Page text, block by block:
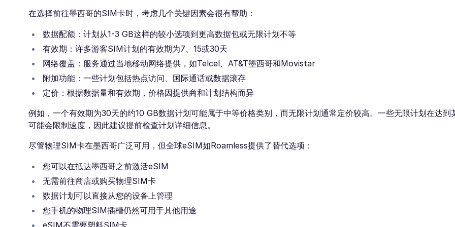
在选择前往墨西哥的SIM卡时，考虑几个关键因素会很有帮助：
数据配额：计划从1-3 GB这样的较小选项到更高数据包或无限计划不等
有效期：许多游客SIM计划的有效期为7、15或30天
网络覆盖：服务通过当地移动网络提供，如Telcel、AT&T墨西哥和Movistar
附加功能：一些计划包括热点访问、国际通话或数据滚存
定价：根据数据量和有效期，价格因提供商和计划结构而异
例如，一个有效期为30天的约10 GB数据计划可能属于中等价格类别，而无限计划通常定价较高。一些无限计划在达到
可能会限制速度，因此建议提前检查计划详细信息。
尽管物理SIM卡在墨西哥广泛可用，但全球eSIM如Roamless提供了替代选项：
您可以在抵达墨西哥之前激活eSIM
无需前往商店或购买物理SIM卡
数据计划可以直接从您的设备上管理
您手机的物理SIM插槽仍然可用于其他用途
eSIM不需要塑料SIM卡